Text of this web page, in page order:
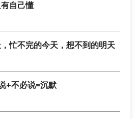
自己懂
忙不完的今天，想不到的明天
+不必说=沉默